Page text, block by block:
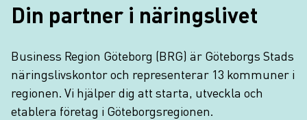
Din partner i näringslivet
Business Region Göteborg (BRG) är Göteborgs Stads
näringslivskontor och representerar 13 kommuner i
regionen. Vi hjälper dig att starta, utveckla och
etablera företag i Göteborgsregionen.